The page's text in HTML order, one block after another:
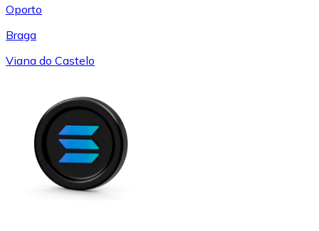
Oporto
Braga
Viana do Castelo